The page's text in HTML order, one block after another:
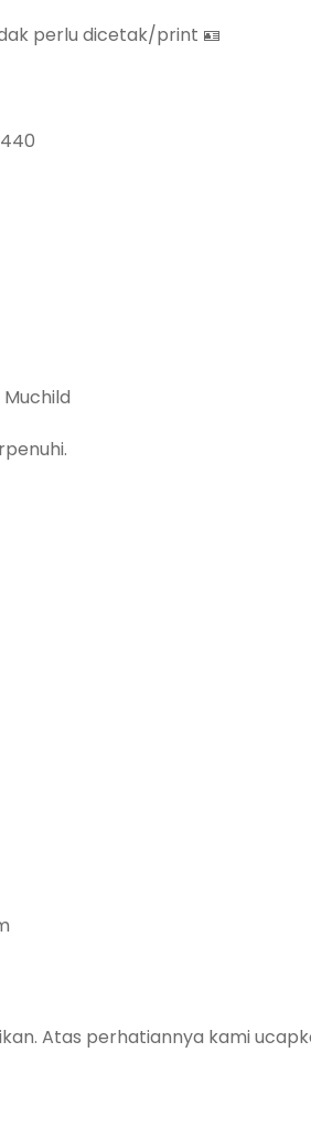
perlu dicetak/print 🪪
Atas perhatiannya kami